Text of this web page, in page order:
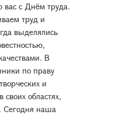
вас с Днём труда.
труд и
выделялись
В
по праву
и
областях,
Сегодня наша